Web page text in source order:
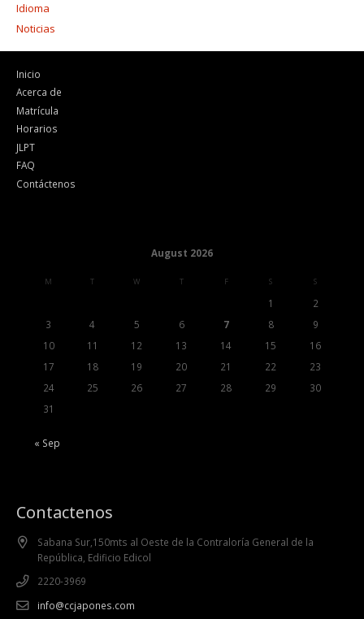
Idioma
Noticias
Inicio
Acerca de
Matrícula
Horarios
JLPT
FAQ
Contáctenos
August 2026
M T W T F S S
1
2
3
4 5 6 7 8
9
10
11 12 13 14 15
16
17
18 19 20 21 22
23
24
25 26 27 28 29
30
31
« Sep
Contactenos
Sabana Sur,150mts al Oeste de la Contraloría General de la
República, Edificio Edicol
2220-3969
info@ccjapones.com